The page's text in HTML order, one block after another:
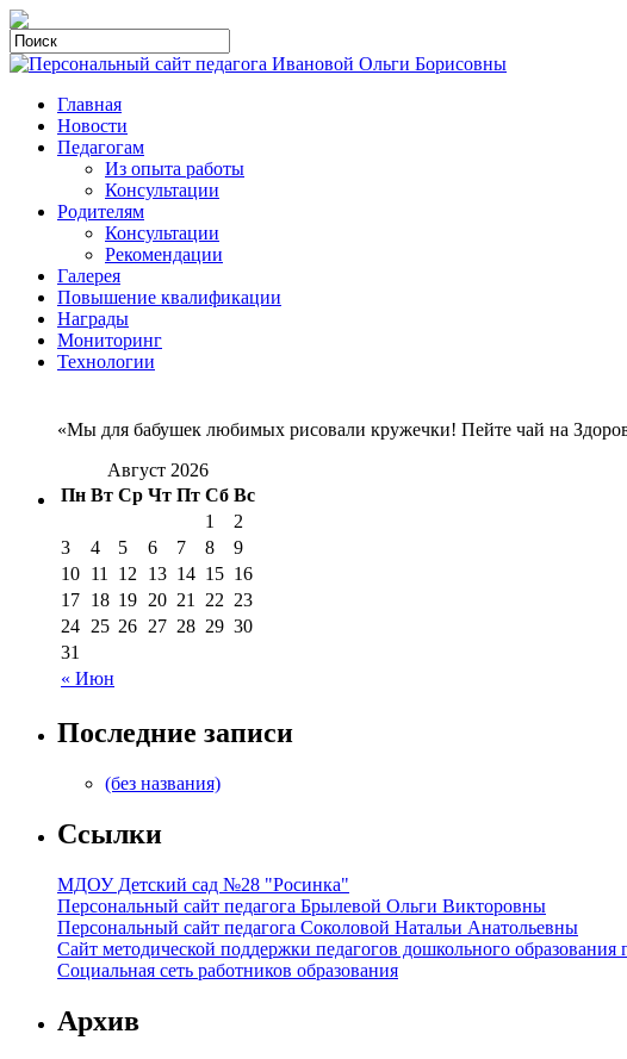
Главная
Новости
Педагогам
Из опыта работы
Консультации
Родителям
Консультации
Рекомендации
Галерея
Повышение квалификации
Награды
Мониторинг
Технологии
«Мы для бабушек любимых рисовали кружечки! Пейте чай на
Август 2026
Пн Вт Ср Чт Пт Сб Вс
« Июн
1
2
3
4 5 6 7 8
9
10 11 12 13 14 15 16
17 18 19 20 21 22 23
24 25 26 27 28 29 30
31
Последние записи
(без названия)
Ссылки
МДОУ Детский сад №28 "Росинка"
Персональный сайт педагога Брылевой Ольги Викторовны
Персональный сайт педагога Соколовой Натальи Анатольевны
Сайт методической поддержки педагогов дошкольного образования
Социальная сеть работников образования
Архив